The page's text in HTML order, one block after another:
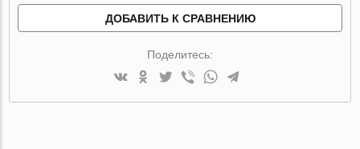
ДОБАВИТЬ К СРАВНЕНИЮ
Поделитесь: